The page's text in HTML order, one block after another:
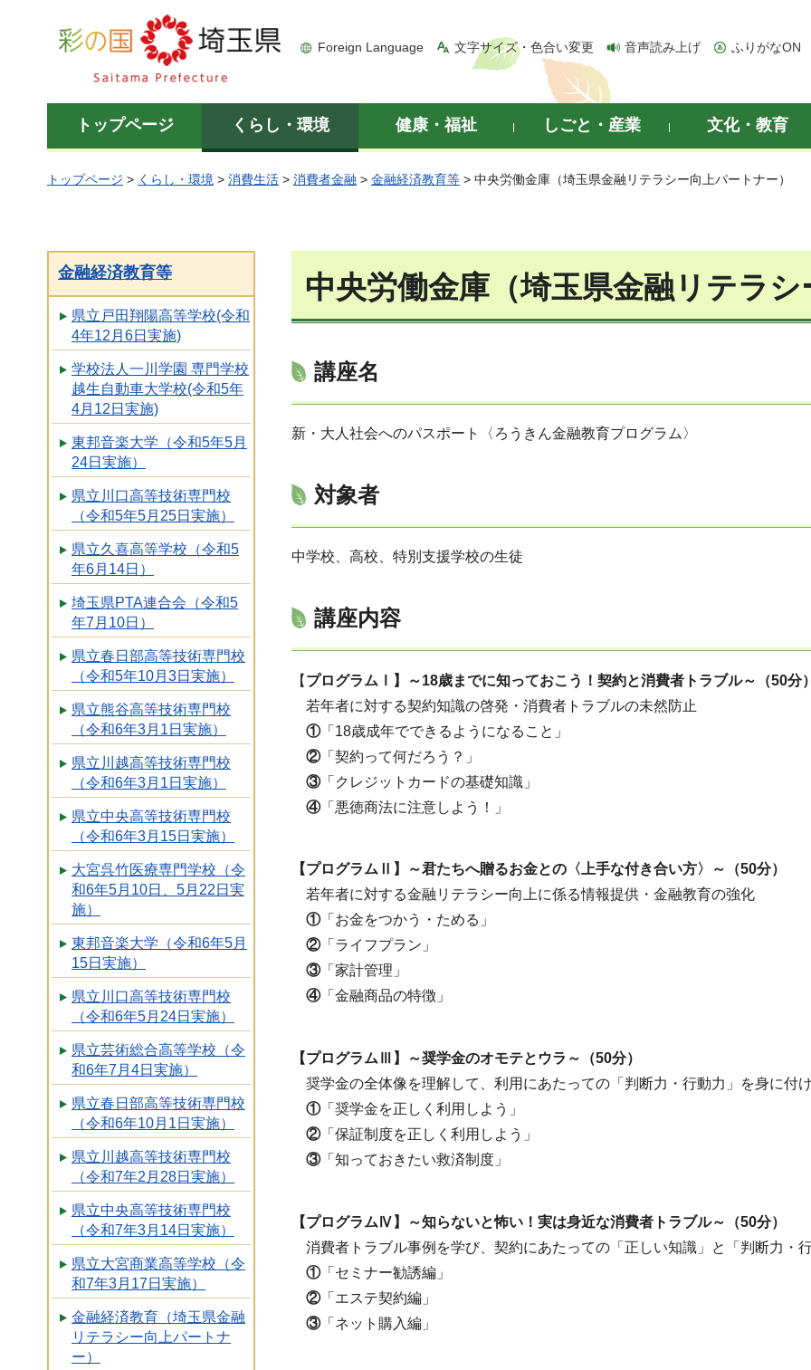
彩の国 埼玉県
Foreign Language 文字サイズ・色合い変更 音声読み上げ ふりがなON
トップページ くらし・環境 健康・福祉 しごと・産業 文化・教育
トップページ > くらし・環境 > 消費生活 > 消費者金融 > 金融経済教育等 > 中央労働金庫（埼玉県金融リテラシー向上パートナー）
金融経済教育等
県立戸田翔陽高等学校(令和
4年12月6日実施)
学校法人一川学園 専門学校
越生自動車大学校(令和5年
4月12日実施)
東邦音楽大学（令和5年5月
24日実施）
県立川口高等技術専門校
（令和5年5月25日実施）
県立久喜高等学校（令和5
年6月14日）
埼玉県PTA連合会（令和5
年7月10日）
県立春日部高等技術専門校
（令和5年10月3日実施）
県立熊谷高等技術専門校
（令和6年3月1日実施）
県立川越高等技術専門校
（令和6年3月1日実施）
県立中央高等技術専門校
（令和6年3月15日実施）
大宮呉竹医療専門学校（令
和6年5月10日、5月22日実
施）
東邦音楽大学（令和6年5月
15日実施）
県立川口高等技術専門校
（令和6年5月24日実施）
県立芸術総合高等学校（令
和6年7月4日実施）
県立春日部高等技術専門校
（令和6年10月1日実施）
県立川越高等技術専門校
（令和7年2月28日実施）
県立中央高等技術専門校
（令和7年3月14日実施）
県立大宮商業高等学校（令
和7年3月17日実施）
金融経済教育（埼玉県金融
リテラシー向上パートナ
ー）
中央労働金庫（埼玉県金融リテラ
講座名
新・大人社会へのパスポート〈ろうきん金融教育プログラム〉
対象者
中学校、高校、特別支援学校の生徒
講座内容
【 プログラムⅠ】～18歳までに知っておこう！契約と消費者トラブル～（50分
若年者に対する契約知識の啓発・消費者トラブルの未然防止
①「18歳成年でできるようになること」
②「契約って何だろう？」
③「クレジットカードの基礎知識」
④「悪徳商法に注意しよう！」
【プログラムⅡ】～君たちへ贈るお金との〈上手な付き合い方〉～（50分）
若年者に対する金融リテラシー向上に係る情報提供・金融教育の強化
①「お金をつかう・ためる」
②「ライフプラン」
③「家計管理」
④「金融商品の特徴」
【プログラムⅢ】～奨学金のオモテとウラ～（50分）
奨学金の全体像を理解して、利用にあたっての「判断力・行動力」を身に付
①「奨学金を正しく利用しよう」
②「保証制度を正しく利用しよう」
③「知っておきたい救済制度」
【プログラムⅣ】～知らないと怖い！実は身近な消費者トラブル～（50分）
消費者トラブル事例を学び、契約にあたっての「正しい知識」と「判断力・
①「セミナー勧誘編」
②「エステ契約編」
③「ネット購入編」